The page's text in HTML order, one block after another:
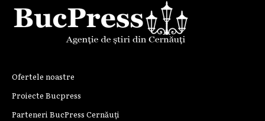
Ofertele noastre
Proiecte Bucpress
Parteneri BucPress Cernăuți